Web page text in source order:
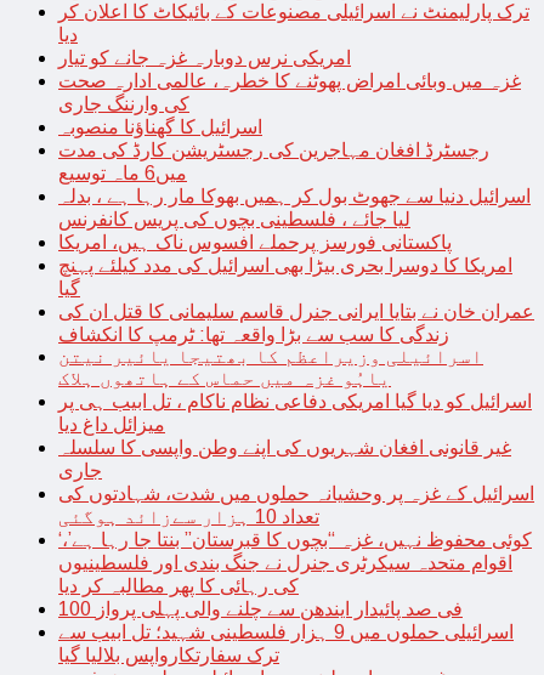
ترک پارلیمنٹ نے اسرائیلی مصنوعات کے بائیکاٹ کا اعلان کر
دیا
امریکی نرس دوبارہ غزہ جانے کو تیار
غزہ میں وبائی امراض پھوٹنے کا خطرہ، عالمی ادارہ صحت
کی وارننگ جاری
اسرائیل کا گھناؤنا منصوبہ
رجسٹرڈ افغان مہاجرین کی رجسٹریشن کارڈ کی مدت
میں6 ماہ توسیع
اسرائیل دنیا سے جھوٹ بول کر ہمیں بھوکا مار رہا ہے ، بدلہ
لیا جائے ، فلسطینی بچوں کی پریس کانفرنس
پاکستانی فورسز پرحملے افسوس ناک ہیں، امریکا
امریکا کا دوسرا بحری بیڑا بھی اسرائیل کی مدد کیلئے پہنچ
گیا
عمران خان نے بتایا ایرانی جنرل قاسم سلیمانی کا قتل ان کی
زندگی کا سب سے بڑا واقعہ تھا: ٹرمپ کا انکشاف
اسرائیلی وزیراعظم کا بھتیجا یائیر نیتن
یاہُو غزہ میں حماس کے ہاتھوں ہلاک
اسرائیل کو دیا گیا امریکی دفاعی نظام ناکام ، تل ابیب ہی پر
میزائل داغ دیا
غیر قانونی افغان شہریوں کی اپنے وطن واپسی کا سلسلہ
جاری
اسرائیل کے غزہ پر وحشیانہ حملوں میں شدت، شہادتوں کی
تعداد 10 ہزار سےزائد ہوگئی
‘کوئی محفوظ نہیں، غزہ “بچوں کا قبرستان” بنتا جا رہا ہے’،
اقوام متحدہ سیکرٹری جنرل نے جنگ بندی اور فلسطینیوں
کی رہائی کا پھر مطالبہ کر دیا
100 فی صد پائیدار ایندھن سے چلنے والی پہلی پرواز
اسرائیلی حملوں میں 9 ہزار فلسطینی شہید؛ تل ابیب سے
ترک سفارتکارواپس بلالیا گیا